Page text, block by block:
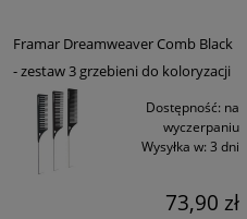
Framar Dreamweaver Comb Black
- zestaw 3 grzebieni do koloryzacji
Dostępność: na
wyczerpaniu
Wysyłka w: 3 dni
73,90 zł